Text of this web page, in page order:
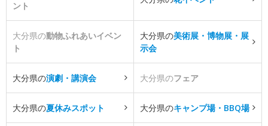
ント
大分県の動物ふれあいイベン
ト
大分県の美術展・博物展・展
示会
大分県の演劇・講演会 大分県のフェア
大分県の夏休みスポット 大分県のキャンプ場・BBQ場